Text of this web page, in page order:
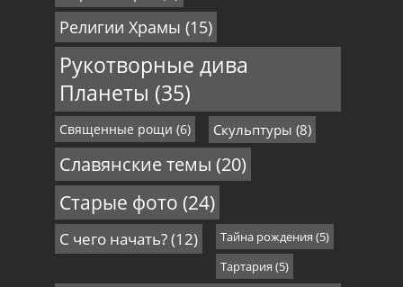
Религии Храмы (15)
Рукотворные дива
Планеты (35)
Священные рощи (6) Скульптуры (8)
Славянские темы (20)
Старые фото (24)
С чего начать?(12) Тайна рождения (5)
Тартария (5)